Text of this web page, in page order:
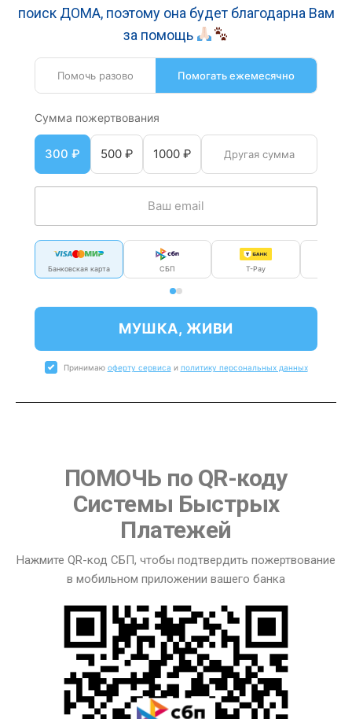
поиск ДОМА, поэтому она будет благодарна Вам
за помощь
Помочь разово Помогать ежемесячно
Сумма пожертвования
300 ₽ 500 ₽ 1000 ₽
Банковская карта СБП T-Pay
МУШКА, ЖИВИ
Принимаю оферту сервиса и политику персональных данных
ПОМОЧЬ по QR-коду
Системы Быстрых
Платежей
Нажмите QR-код СБП, чтобы подтвердить пожертвование
в мобильном приложении вашего банка